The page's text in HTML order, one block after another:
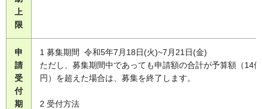
上
限
申
請
受
付
期
1 募集期間 令和5年7月18日(火)~7月21日(金)
ただし、募集期間中であっても申請額の合計が予算額（14億
円）を超えた場合は、募集を終了します。
2 受付方法